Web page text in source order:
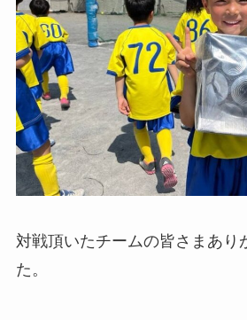
対戦頂いたチームの皆さまあり
た。